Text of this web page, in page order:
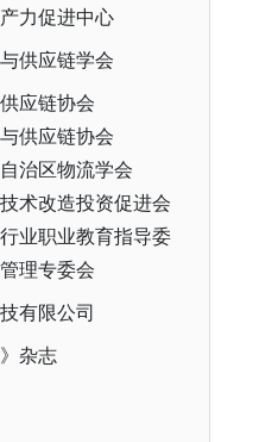
力促进中心
供应链学会
应链协会
供应链协会
治区物流学会
术改造投资促进会
业职业教育指导委
理专委会
有限公司
杂志